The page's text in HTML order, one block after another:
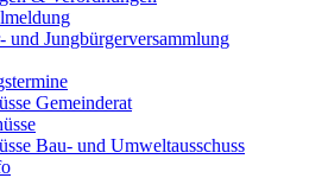
und Jungbürgerversammlung
Gemeinderat
Bau- und Umweltausschuss